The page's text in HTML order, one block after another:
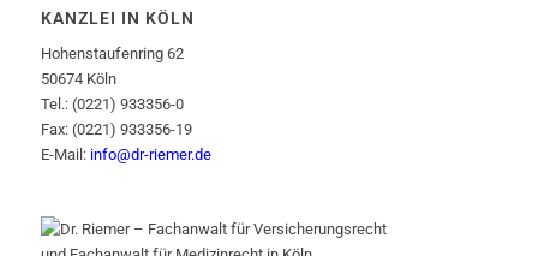
KANZLEI IN KÖLN
Hohenstaufenring 62
50674 Köln
Tel.: (0221) 933356-0
Fax: (0221) 933356-19
E-Mail: info@dr-riemer.de